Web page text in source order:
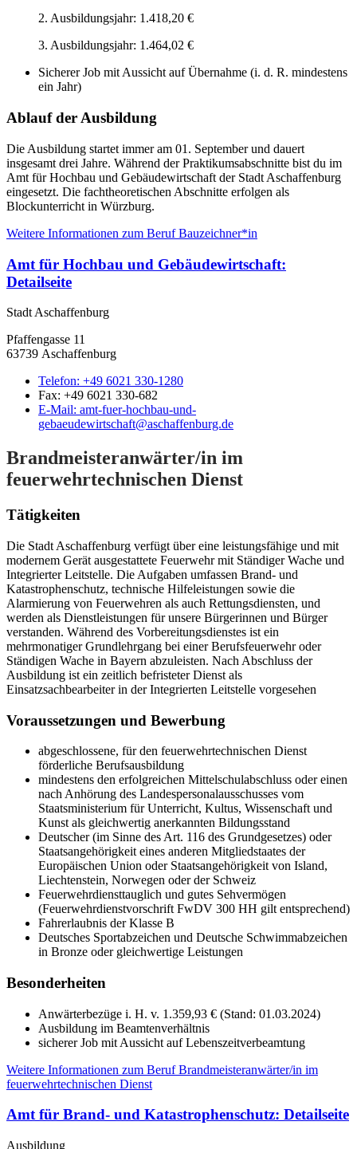
2. Ausbildungsjahr: 1.418,20 €
3. Ausbildungsjahr: 1.464,02 €
Sicherer Job mit Aussicht auf Übernahme (i. d. R. mindestens
ein Jahr)
Ablauf der Ausbildung
Die Ausbildung startet immer am 01. September und dauert
insgesamt drei Jahre. Während der Praktikumsabschnitte bist du im
Amt für Hochbau und Gebäudewirtschaft der Stadt Aschaffenburg
eingesetzt. Die fachtheoretischen Abschnitte erfolgen als
Blockunterricht in Würzburg.
Weitere Informationen zum Beruf Bauzeichner*in
Amt für Hochbau und Gebäudewirtschaft:
Detailseite
Stadt Aschaffenburg
Pfaffengasse 11
63739 Aschaffenburg
Telefon: +49 6021 330-1280
Fax: +49 6021 330-682
E-Mail: amt-fuer-hochbau-und-
gebaeudewirtschaft@aschaffenburg.de
Brandmeisteranwärter/in im
feuerwehrtechnischen Dienst
Tätigkeiten
Die Stadt Aschaffenburg verfügt über eine leistungsfähige und mit
modernem Gerät ausgestattete Feuerwehr mit Ständiger Wache und
Integrierter Leitstelle. Die Aufgaben umfassen Brand- und
Katastrophenschutz, technische Hilfeleistungen sowie die
Alarmierung von Feuerwehren als auch Rettungsdiensten, und
werden als Dienstleistungen für unsere Bürgerinnen und Bürger
verstanden. Während des Vorbereitungsdienstes ist ein
mehrmonatiger Grundlehrgang bei einer Berufsfeuerwehr oder
Ständigen Wache in Bayern abzuleisten. Nach Abschluss der
Ausbildung ist ein zeitlich befristeter Dienst als
Einsatzsachbearbeiter in der Integrierten Leitstelle vorgesehen
Voraussetzungen und Bewerbung
abgeschlossene, für den feuerwehrtechnischen Dienst
förderliche Berufsausbildung
mindestens den erfolgreichen Mittelschulabschluss oder einen
nach Anhörung des Landespersonalausschusses vom
Staatsministerium für Unterricht, Kultus, Wissenschaft und
Kunst als gleichwertig anerkannten Bildungsstand
Deutscher (im Sinne des Art. 116 des Grundgesetzes) oder
Staatsangehörigkeit eines anderen Mitgliedstaates der
Europäischen Union oder Staatsangehörigkeit von Island,
Liechtenstein, Norwegen oder der Schweiz
Feuerwehrdiensttauglich und gutes Sehvermögen
(Feuerwehrdienstvorschrift FwDV 300 HH gilt entsprechend)
Fahrerlaubnis der Klasse B
Deutsches Sportabzeichen und Deutsche Schwimmabzeichen
in Bronze oder gleichwertige Leistungen
Besonderheiten
Anwärterbezüge i. H. v. 1.359,93 € (Stand: 01.03.2024)
Ausbildung im Beamtenverhältnis
sicherer Job mit Aussicht auf Lebenszeitverbeamtung
Weitere Informationen zum Beruf Brandmeisteranwärter/in im
feuerwehrtechnischen Dienst
Amt für Brand- und Katastrophenschutz: Detailseite
Ausbildung